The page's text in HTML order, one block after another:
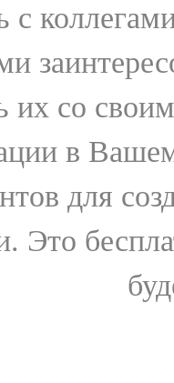
с
их со
в
для
Это